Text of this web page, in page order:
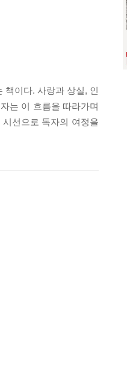
책이다. 사랑과 상실, 인
는 이 흐름을 따라가며
선으로 독자의 여정을